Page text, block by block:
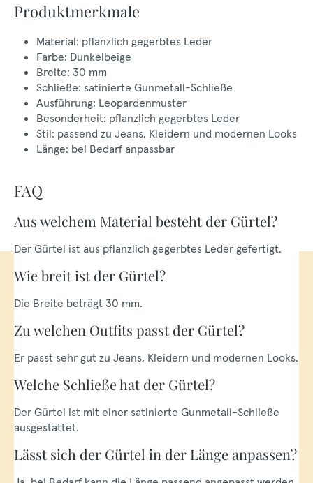
Produktmerkmale
Material: pflanzlich gegerbtes Leder
Farbe: Dunkelbeige
Breite: 30 mm
Schließe: satinierte Gunmetall-Schließe
Ausführung: Leopardenmuster
Besonderheit: pflanzlich gegerbtes Leder
Stil: passend zu Jeans, Kleidern und modernen Looks
Länge: bei Bedarf anpassbar
FAQ
Aus welchem Material besteht der Gürtel?
Der Gürtel ist aus pflanzlich gegerbtes Leder gefertigt.
Wie breit ist der Gürtel?
Die Breite beträgt 30 mm.
Zu welchen Outfits passt der Gürtel?
Er passt sehr gut zu Jeans, Kleidern und modernen Looks.
Welche Schließe hat der Gürtel?
Der Gürtel ist mit einer satinierte Gunmetall-Schließe
ausgestattet.
Lässt sich der Gürtel in der Länge anpassen?